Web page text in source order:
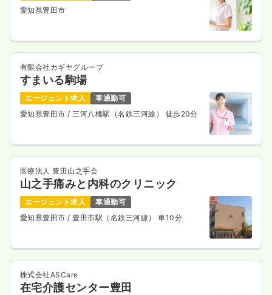
愛知県豊田市
有限会社カギヤグループ
すまいる駒場
エージェント求人
車通勤可
愛知県豊田市/ 三河八橋駅（名鉄三河線） 徒歩20分
医療法人 豊田山之手会
山之手痛みと内科のクリニック
エージェント求人
車通勤可
愛知県豊田市/ 豊田市駅（名鉄三河線） 車10分
株式会社ASCare
在宅介護センター豊田